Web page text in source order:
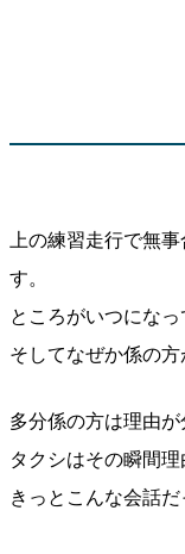
上の練習走行で無
す。
ところがいつになっ
そしてなぜか係の方
多分係の方は理由
タクシはその瞬間理
きっとこんな会話だ